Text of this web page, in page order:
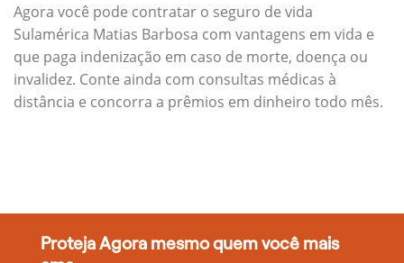
Agora você pode contratar o seguro de vida
Sulamérica Matias Barbosa com vantagens em vida e
que paga indenização em caso de morte, doença ou
invalidez. Conte ainda com consultas médicas à
distância e concorra a prêmios em dinheiro todo mês.
Proteja Agora mesmo quem você mais